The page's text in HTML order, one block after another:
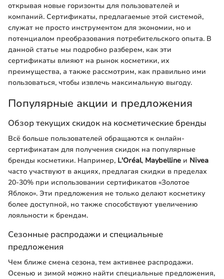
открывая новые горизонты для пользователей и
компаний. Сертификаты, предлагаемые этой системой,
служат не просто инструментом для экономии, но и
потенциалом преобразования потребительского опыта. В
данной статье мы подробно разберем, как эти
сертификаты влияют на рынок косметики, их
преимущества, а также рассмотрим, как правильно ими
пользоваться, чтобы извлечь максимальную выгоду.
Популярные акции и предложения
Обзор текущих скидок на косметические бренды
Всё больше пользователей обращаются к онлайн-
сертификатам для получения скидок на популярные
бренды косметики. Например, L'Oréal, Maybelline и Nivea
часто участвуют в акциях, предлагая скидки в пределах
20-30% при использовании сертификатов «Золотое
Яблоко». Эти предложения не только делают косметику
более доступной, но также способствуют увеличению
лояльности к брендам.
Сезонные распродажи и специальные
предложения
Чем ближе смена сезона, тем активнее распродажи.
Осенью и зимой можно найти специальные предложения,